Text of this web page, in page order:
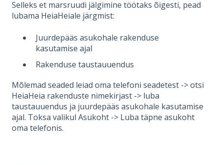
Selleks et marsruudi jälgimine töötaks õigesti, pead
lubama HeiaHeiale järgmist:
Juurdepääs asukohale rakenduse
kasutamise ajal
Rakenduse taustauuendus
Mõlemad seaded leiad oma telefoni seadetest -> otsi
HeiaHeia rakenduste nimekirjast -> luba
taustauuendus ja juurdepääs asukohale kasutamise
ajal. Toksa valikul Asukoht -> Luba täpne asukoht
oma telefonis.